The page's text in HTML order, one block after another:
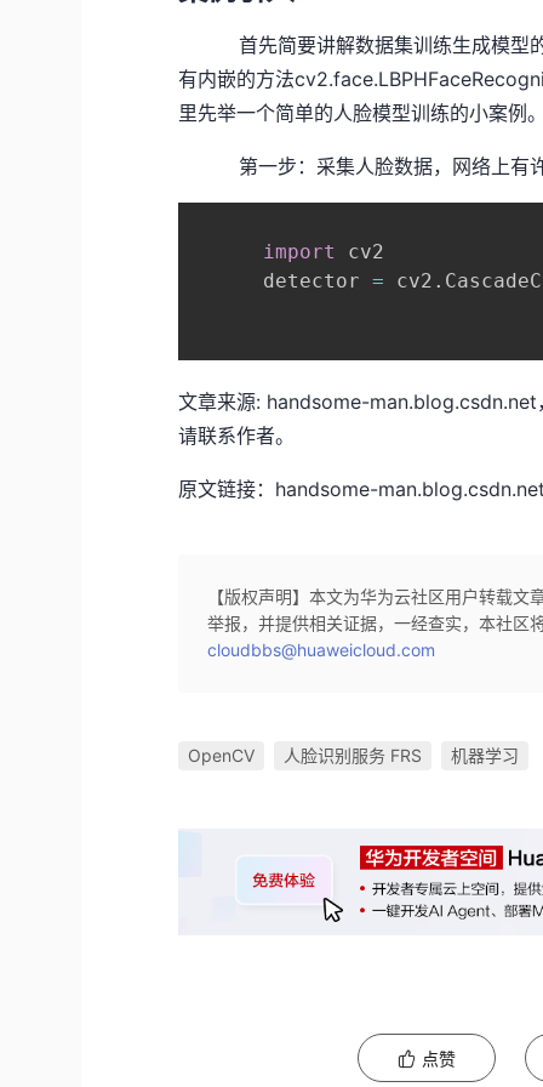
首先简要讲解数据集训练生成模型
有内嵌的方法
里先举一个简单的人脸模型训练的小案例
第一步：采集人脸数据，网络上有
import
cv2
      detector
= cv2 .
文章来源: handsome-man.blog.csdn.net
请联系作者。
原文链接：handsome-
【版权声明】本文为华为云社区用户转载
举报，并提供相关证据，一经查实，本社区
cloudbbs@huaweicloud.com
OpenCV 人脸识别服务 FRS 机器学习
点赞